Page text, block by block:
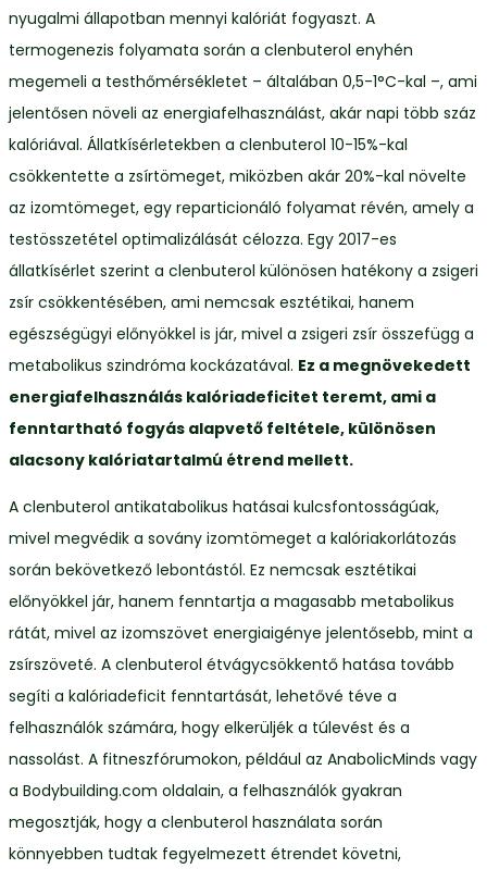
nyugalmi állapotban mennyi kalóriát fogyaszt. A
termogenezis folyamata során a clenbuterol enyhén
megemeli a testhőmérsékletet – általában 0,5-1°C-kal –, ami
jelentősen növeli az energiafelhasználást, akár napi több száz
kalóriával. Állatkísérletekben a clenbuterol 10-15%-kal
csökkentette a zsírtömeget, miközben akár 20%-kal növelte
az izomtömeget, egy reparticionáló folyamat révén, amely a
testösszetétel optimalizálását célozza. Egy 2017-es
állatkísérlet szerint a clenbuterol különösen hatékony a zsigeri
zsír csökkentésében, ami nemcsak esztétikai, hanem
egészségügyi előnyökkel is jár, mivel a zsigeri zsír összefügg a
metabolikus szindróma kockázatával. Ez a megnövekedett
energiafelhasználás kalóriadeficitet teremt, ami a
fenntartható fogyás alapvető feltétele, különösen
alacsony kalóriatartalmú étrend mellett.
A clenbuterol antikatabolikus hatásai kulcsfontosságúak,
mivel megvédik a sovány izomtömeget a kalóriakorlátozás
során bekövetkező lebontástól. Ez nemcsak esztétikai
előnyökkel jár, hanem fenntartja a magasabb metabolikus
rátát, mivel az izomszövet energiaigénye jelentősebb, mint a
zsírszöveté. A clenbuterol étvágycsökkentő hatása tovább
segíti a kalóriadeficit fenntartását, lehetővé téve a
felhasználók számára, hogy elkerüljék a túlevést és a
nassolást. A fitneszfórumokon, például az AnabolicMinds vagy
a Bodybuilding.com oldalain, a felhasználók gyakran
megosztják, hogy a clenbuterol használata során
könnyebben tudtak fegyelmezett étrendet követni,